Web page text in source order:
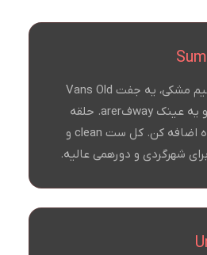
بپوشش با شورت دنیم مشکی، یه جفت Vans Old
Skool سفید-مشکی و یه عینک wayفarer. حلقه
نقره‌ای و ساعت ساده اضافه کن. کل ست clean و
شهرگردی و دورهمی عالیه.